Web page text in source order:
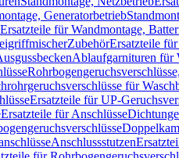
Generatorbetrieb
Ersatzteile für Wandmontage,
ZubehörErsatzteile
Ablaufgarnituren für
für
Ersatzteile für UP-
Ersatzteile für Anschlüsse
Anschlussstutzen